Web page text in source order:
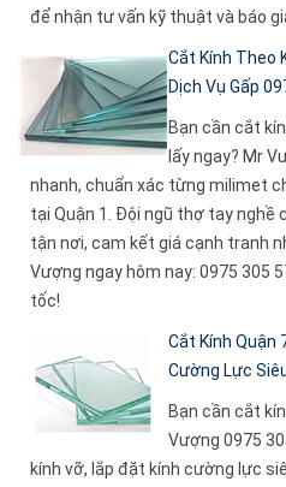
để nhận tư vấn kỹ thuật và báo
Cắt Kính Theo
Dịch Vụ Gấp
Bạn cần cắt
lấy ngay? Mr
nhanh, chuẩn xác từng milimet
tại Quận 1. Đội ngũ thợ tay nghề
tận nơi, cam kết giá cạnh tranh
Vượng ngay hôm nay: 0975 305
tốc!
Cắt Kính Quận
Cường Lực
Bạn cần cắt
Vượng 0975
kính vỡ, lắp đặt kính cường lực